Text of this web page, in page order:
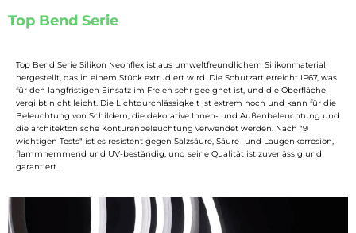
Top Bend Serie
Top Bend Serie Silikon Neonflex ist aus umweltfreundlichem Silikonmaterial
hergestellt, das in einem Stück extrudiert wird. Die Schutzart erreicht IP67, was
für den langfristigen Einsatz im Freien sehr geeignet ist, und die Oberfläche
vergilbt nicht leicht. Die Lichtdurchlässigkeit ist extrem hoch und kann für die
Beleuchtung von Schildern, die dekorative Innen- und Außenbeleuchtung und
die architektonische Konturenbeleuchtung verwendet werden. Nach "9
wichtigen Tests" ist es resistent gegen Salzsäure, Säure- und Laugenkorrosion,
flammhemmend und UV-beständig, und seine Qualität ist zuverlässig und
garantiert.